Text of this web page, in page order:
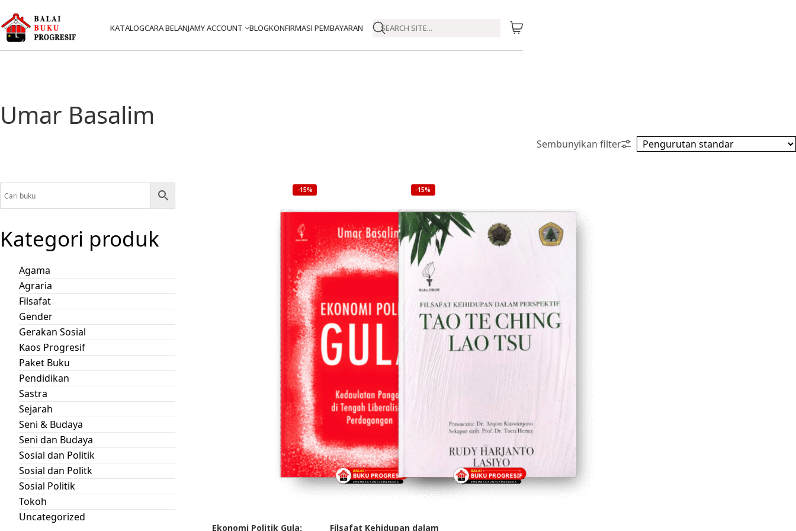
KATALOGCARA BELANJAMY ACCOUNT BLOGKONFIRMASI PEMBAYARAN SEARCH SITE...
Umar Basalim
-15%
Ekonomi Politik Gula:
-15%
Filsafat Kehidupan dalam
Kategori produk
Agama
Agraria
Filsafat
Gender
Gerakan Sosial
Kaos Progresif
Paket Buku
Pendidikan
Sastra
Sejarah
Seni & Budaya
Seni dan Budaya
Sosial dan Politik
Sosial dan Politk
Sosial Politik
Tokoh
Uncategorized